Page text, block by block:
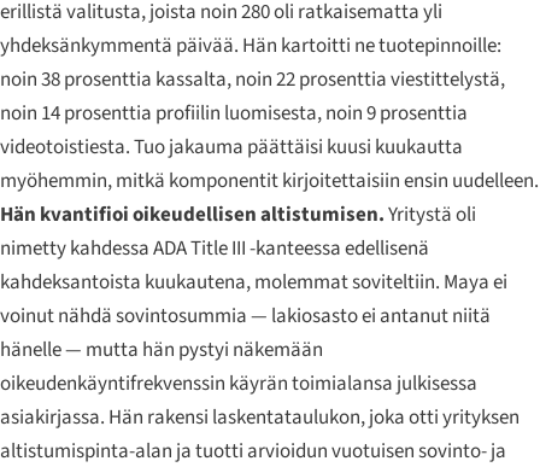
erillistä valitusta, joista noin 280 oli ratkaisematta yli
yhdeksänkymmentä päivää. Hän kartoitti ne tuotepinnoille:
noin 38 prosenttia kassalta, noin 22 prosenttia viestittelystä,
noin 14 prosenttia profiilin luomisesta, noin 9 prosenttia
videotoistiesta. Tuo jakauma päättäisi kuusi kuukautta
myöhemmin, mitkä komponentit kirjoitettaisiin ensin uudelleen.
Hän kvantifioi oikeudellisen altistumisen.Yritystä oli
nimetty kahdessa ADA Title III -kanteessa edellisenä
kahdeksantoista kuukautena, molemmat soviteltiin. Maya ei
voinut nähdä sovintosummia — lakiosasto ei antanut niitä
hänelle — mutta hän pystyi näkemään
oikeudenkäyntifrekvenssin käyrän toimialansa julkisessa
asiakirjassa. Hän rakensi laskentataulukon, joka otti yrityksen
altistumispinta-alan ja tuotti arvioidun vuotuisen sovinto- ja